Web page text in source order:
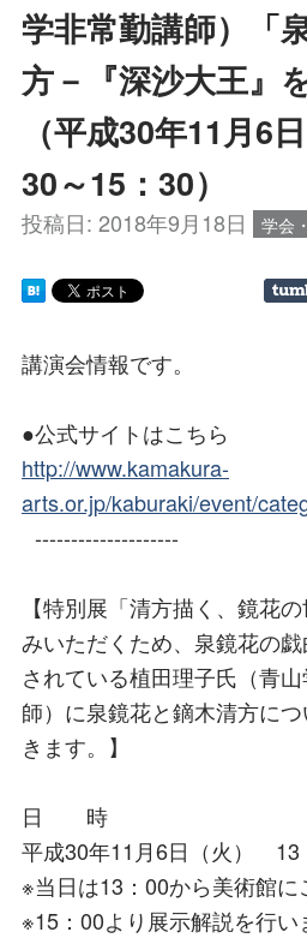
学非常勤講師）「
方－『深沙大王』
（平成30年11月6
30～15：30）
投稿日: 2018年9月18日 学会
講演会情報です。
●公式サイトはこちら
http://www.kamakura-
arts.or.jp/kaburaki/event/
--------------------
【特別展「清方描く、鏡花
みいただくため、泉鏡花の
されている植田理子氏（青
師）に泉鏡花と鏑木清方に
きます。】
日 時
平成30年11月6日（火） 13
※当日は13：00から美術館に
※15：00より展示解説を行い